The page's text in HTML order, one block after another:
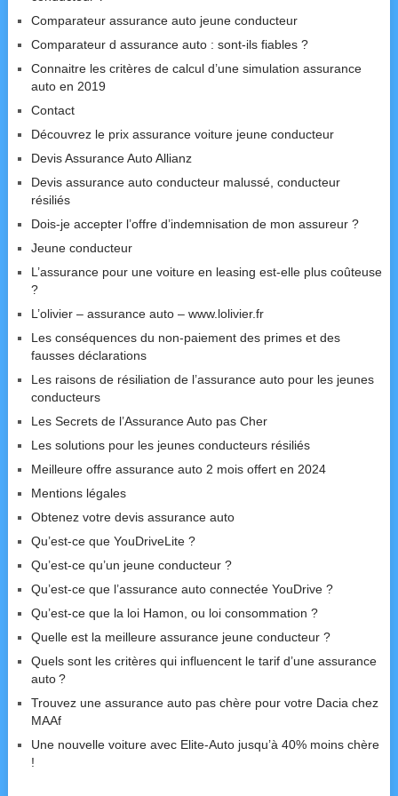
Comparateur assurance auto jeune conducteur
Comparateur d assurance auto : sont-ils fiables ?
Connaitre les critères de calcul d’une simulation assurance
auto en 2019
Contact
Découvrez le prix assurance voiture jeune conducteur
Devis Assurance Auto Allianz
Devis assurance auto conducteur malussé, conducteur
résiliés
Dois-je accepter l’offre d’indemnisation de mon assureur ?
Jeune conducteur
L’assurance pour une voiture en leasing est-elle plus coûteuse
?
L’olivier – assurance auto – www.lolivier.fr
Les conséquences du non-paiement des primes et des
fausses déclarations
Les raisons de résiliation de l’assurance auto pour les jeunes
conducteurs
Les Secrets de l’Assurance Auto pas Cher
Les solutions pour les jeunes conducteurs résiliés
Meilleure offre assurance auto 2 mois offert en 2024
Mentions légales
Obtenez votre devis assurance auto
Qu’est-ce que YouDriveLite ?
Qu’est-ce qu’un jeune conducteur ?
Qu’est-ce que l’assurance auto connectée YouDrive ?
Qu’est-ce que la loi Hamon, ou loi consommation ?
Quelle est la meilleure assurance jeune conducteur ?
Quels sont les critères qui influencent le tarif d’une assurance
auto ?
Trouvez une assurance auto pas chère pour votre Dacia chez
MAAf
Une nouvelle voiture avec Elite-Auto jusqu’à 40% moins chère
!